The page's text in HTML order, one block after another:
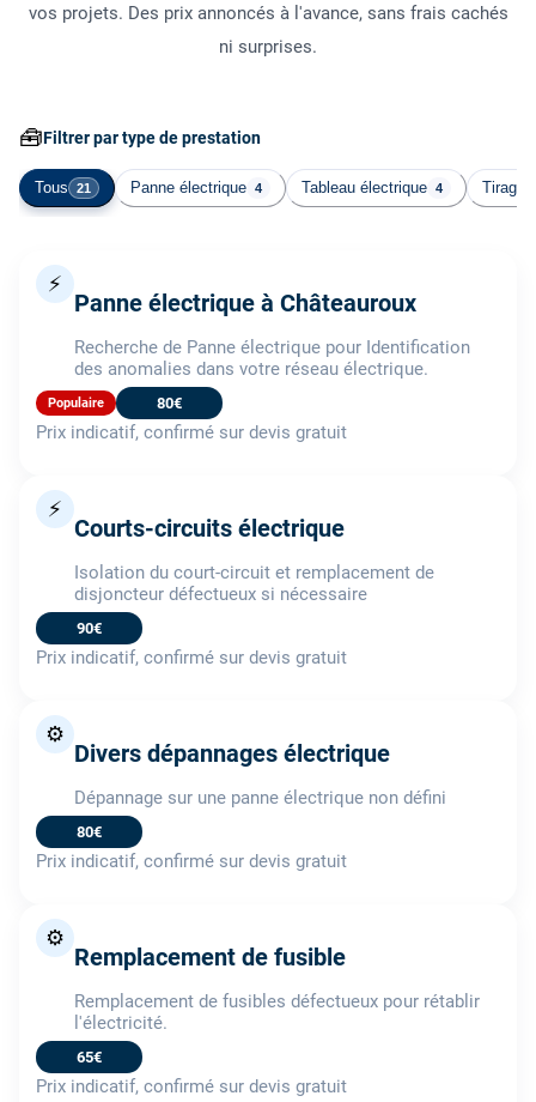
vos projets. Des prix annoncés à l'avance, sans frais cachés
ni surprises.
🧰Filtrer par type de prestation
Tous 21 Panne électrique 4 Tableau électrique 4 Tirage
⚡
Panne électrique à Châteauroux
Recherche de Panne électrique pour Identification
des anomalies dans votre réseau électrique.
Populaire 80€
Prix indicatif, confirmé sur devis gratuit
⚡
Courts-circuits électrique
Isolation du court-circuit et remplacement de
disjoncteur défectueux si nécessaire
90€
Prix indicatif, confirmé sur devis gratuit
⚙️
Divers dépannages électrique
Dépannage sur une panne électrique non défini
80€
Prix indicatif, confirmé sur devis gratuit
⚙️
Remplacement de fusible
Remplacement de fusibles défectueux pour rétablir
l'électricité.
65€
Prix indicatif, confirmé sur devis gratuit